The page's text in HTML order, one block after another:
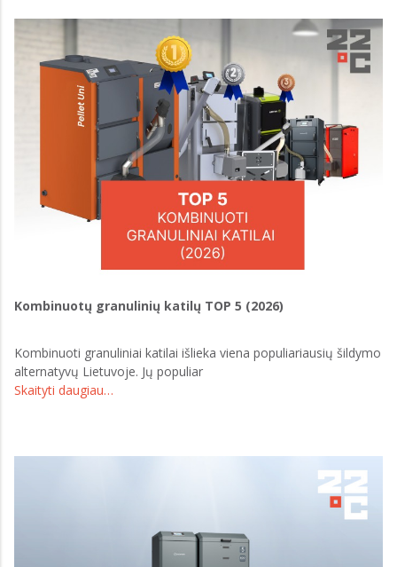
Kombinuotų granulinių katilų TOP 5 (2026)
Kombinuoti granuliniai katilai išlieka viena populiariausių šildymo
alternatyvų Lietuvoje. Jų populiar
Skaityti daugiau…